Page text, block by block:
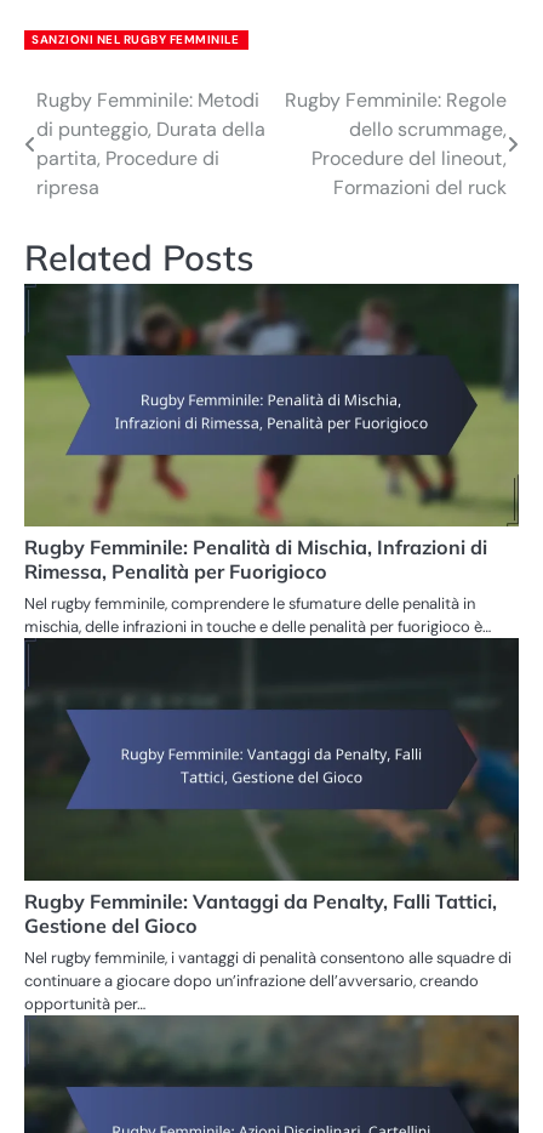
SANZIONI NEL RUGBY FEMMINILE
Post
navigation
Rugby Femminile: Metodi
di punteggio, Durata della
partita, Procedure di
ripresa
Rugby Femminile: Regole
dello scrummage,
Procedure del lineout,
Formazioni del ruck
Related Posts
Rugby Femminile: Penalità di Mischia, Infrazioni di
Rimessa, Penalità per Fuorigioco
Nel rugby femminile, comprendere le sfumature delle penalità in
mischia, delle infrazioni in touche e delle penalità per fuorigioco è…
Rugby Femminile: Vantaggi da Penalty, Falli Tattici,
Gestione del Gioco
Nel rugby femminile, i vantaggi di penalità consentono alle squadre di
continuare a giocare dopo un’infrazione dell’avversario, creando
opportunità per…